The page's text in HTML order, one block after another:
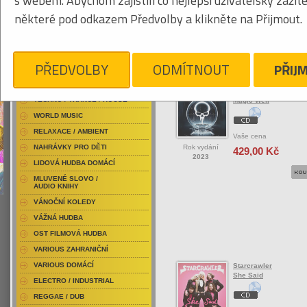
ROCK/POP
Rok vydání
2023
Magic Well
Vaše cena
429,00 Kč
Starcrawler
She Said
RAP / HIP HOP DOMÁCÍ
RAP / HIP HOP ZAHRANIČNÍ
DVD / HUDBA
PUNK / HARDCORE
TECHNO / TRANCE / HOUSE
WORLD MUSIC
RELAXACE / AMBIENT
NAHRÁVKY PRO DĚTI
LIDOVÁ HUDBA DOMÁCÍ
MLUVENÉ SLOVO /
AUDIO KNIHY
VÁNOČNÍ KOLEDY
VÁŽNÁ HUDBA
OST FILMOVÁ HUDBA
VARIOUS ZAHRANIČNÍ
VARIOUS DOMÁCÍ
ELECTRO / INDUSTRIAL
REGGAE / DUB
některé pod odkazem Předvolby a klikněte na Přijmout.
PŘEDVOLBY ODMÍTNOUT